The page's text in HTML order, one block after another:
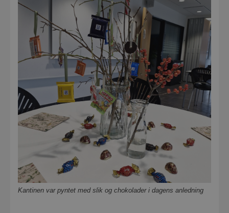
Kantinen var pyntet med slik og chokolader i dagens anledning